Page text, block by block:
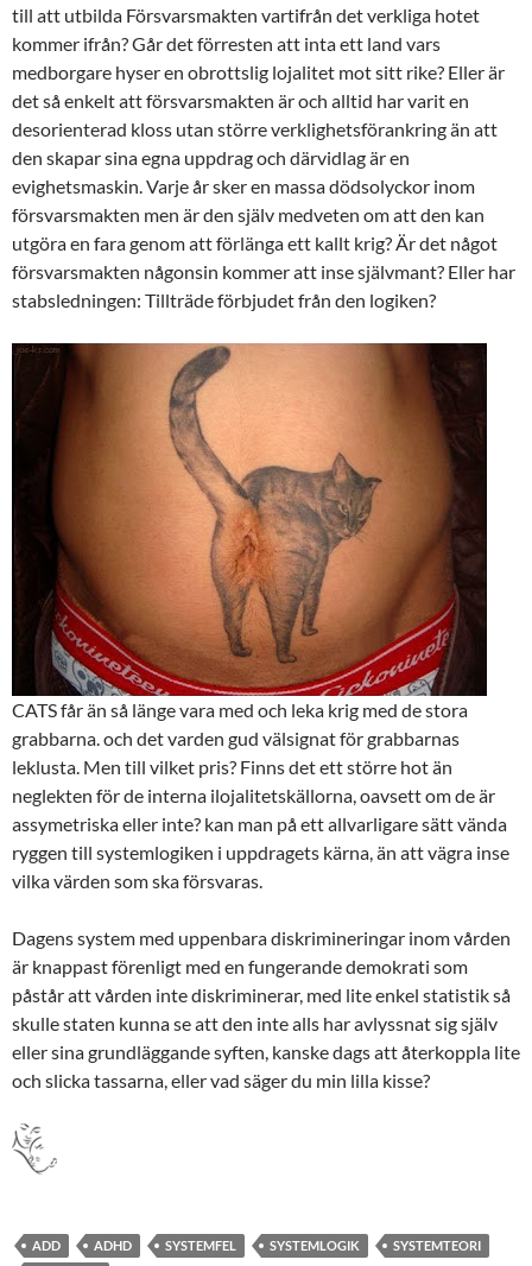
till att utbilda Försvarsmakten vartifrån det verkliga hotet
kommer ifrån? Går det förresten att inta ett land vars
medborgare hyser en obrottslig lojalitet mot sitt rike? Eller är
det så enkelt att försvarsmakten är och alltid har varit en
desorienterad kloss utan större verklighetsförankring än att
den skapar sina egna uppdrag och därvidlag är en
evighetsmaskin. Varje år sker en massa dödsolyckor inom
försvarsmakten men är den själv medveten om att den kan
utgöra en fara genom att förlänga ett kallt krig? Är det något
försvarsmakten någonsin kommer att inse självmant? Eller har
stabsledningen: Tillträde förbjudet från den logiken?
CATS får än så länge vara med och leka krig med de stora
grabbarna. och det varden gud välsignat för grabbarnas
leklusta. Men till vilket pris? Finns det ett större hot än
neglekten för de interna ilojalitetskällorna, oavsett om de är
assymetriska eller inte? kan man på ett allvarligare sätt vända
ryggen till systemlogiken i uppdragets kärna, än att vägra inse
vilka värden som ska försvaras.
Dagens system med uppenbara diskrimineringar inom vården
är knappast förenligt med en fungerande demokrati som
påstår att vården inte diskriminerar, med lite enkel statistik så
skulle staten kunna se att den inte alls har avlyssnat sig själv
eller sina grundläggande syften, kanske dags att återkoppla lite
och slicka tassarna, eller vad säger du min lilla kisse?
ADD ADHD SYSTEMFEL SYSTEMLOGIK
SYSTEMTEORI